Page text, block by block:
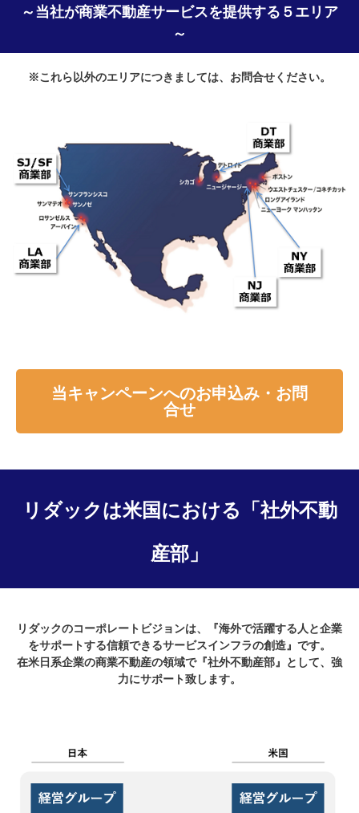
～当社が商業不動産サービスを提供する５エリア
～
※これら以外のエリアにつきましては、お問合せください。
当キャンペーンへのお申込み・お問
合せ
リダックは米国における「社外不動
産部」
リダックのコーポレートビジョンは、『海外で活躍する人と企業
をサポートする信頼できるサービスインフラの創造』です。
在米日系企業の商業不動産の領域で『社外不動産部』として、強
力にサポート致します。